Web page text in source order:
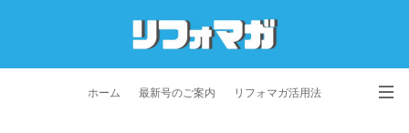
ホーム 最新号のご案内 リフォマガ活用法